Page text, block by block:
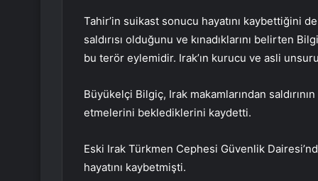
Tahir’in suikast sonucu hayatını kaybettiğini
saldırısı olduğunu ve kınadıklarını belirten
bu terör eylemidir. Irak’ın kurucu ve asli
Büyükelçi Bilgiç, Irak makamlarından
etmelerini beklediklerini kaydetti.
Eski Irak Türkmen Cephesi Güvenlik
hayatını kaybetmişti.